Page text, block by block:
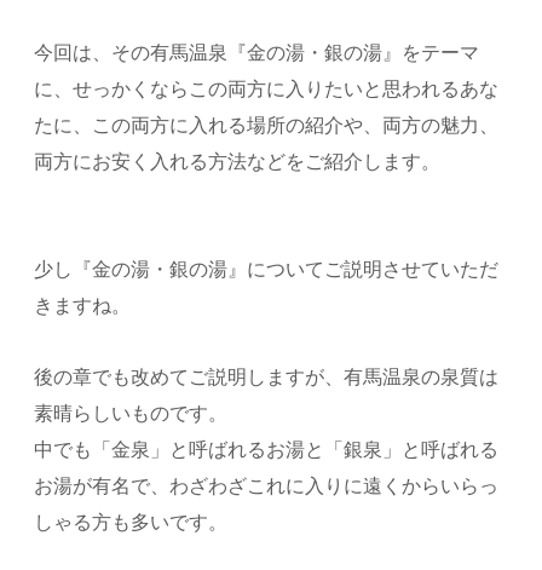
今回は、その有馬温泉『金の湯・銀の湯』をテーマ
に、せっかくならこの両方に入りたいと思われるあな
たに、この両方に入れる場所の紹介や、両方の魅力、
両方にお安く入れる方法などをご紹介します。
少し『金の湯・銀の湯』についてご説明させていただ
きますね。
後の章でも改めてご説明しますが、有馬温泉の泉質は
素晴らしいものです。
中でも「金泉」と呼ばれるお湯と「銀泉」と呼ばれる
お湯が有名で、わざわざこれに入りに遠くからいらっ
しゃる方も多いです。